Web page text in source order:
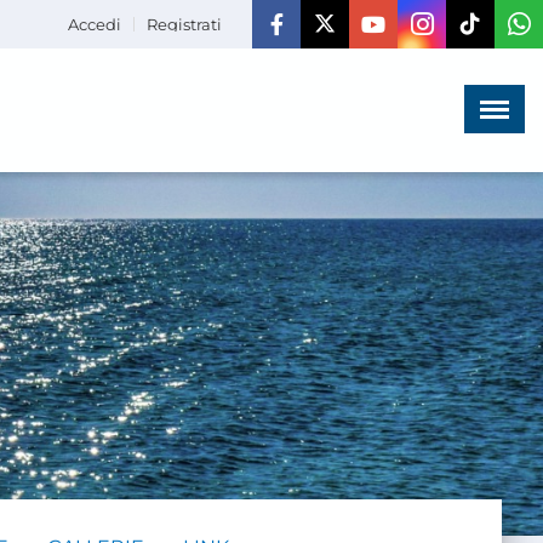
Accedi Registrati
Menù ×
LA VITA
DELL'ASSOCIAZIONE
COMUNICAZIONE,
PROGETTI ED EDITORIA
AMMINISTRAZIONE
TRASPARENTE